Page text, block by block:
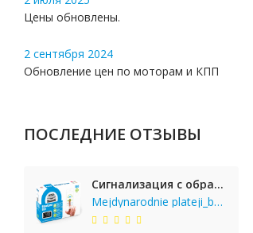
Цены обновлены.
2 сентября 2024
Обновление цен по моторам и КПП
ПОСЛЕДНИЕ ОТЗЫВЫ
Сигнализация с обратной связью StarLine E65 BT 2CAN+LIN
Mejdynarodnie plateji_bgKi